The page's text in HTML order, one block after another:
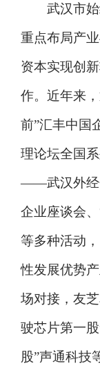
武汉市
重点布局产
资本实现创
作。近年来
前”汇丰中国
理论坛全国
——武汉外经
企业座谈会
等多种活动
性发展优势
场对接，友
驶芯片第一
股”声通科技